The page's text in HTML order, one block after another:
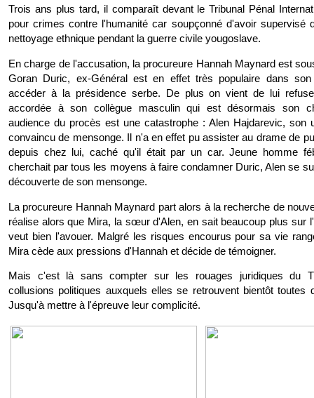
Trois ans plus tard, il comparaît devant le Tribunal Pénal
pour crimes contre l'humanité car soupçonné d'avoir supervisé
nettoyage ethnique pendant la guerre civile yougoslave.
En charge de l'accusation, la procureure Hannah Maynard est
Goran Duric, ex-Général est en effet très populaire dans
accéder à la présidence serbe. De plus on vient de lui
accordée à son collègue masculin qui est désormais son
audience du procès est une catastrophe : Alen Hajdarevic, son
convaincu de mensonge. Il n'a en effet pu assister au drame de
depuis chez lui, caché qu'il était par un car. Jeune homme
cherchait par tous les moyens à faire condamner Duric, Alen se
découverte de son mensonge.
La procureure Hannah Maynard part alors à la recherche de
réalise alors que Mira, la sœur d'Alen, en sait beaucoup plus sur
veut bien l'avouer. Malgré les risques encourus pour sa vie
Mira cède aux pressions d'Hannah et décide de témoigner.
Mais c'est là sans compter sur les rouages juridiques du
collusions politiques auxquels elles se retrouvent bientôt toutes
Jusqu'à mettre à l'épreuve leur complicité.